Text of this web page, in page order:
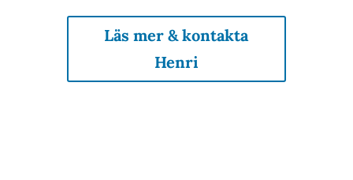
Läs mer & kontakta
Henri